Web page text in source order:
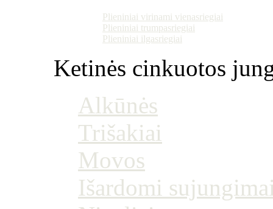
Plieniniai virinami vienasriegiai
Plieniniai trumpasriegiai
Plieniniai ilgasriegiai
Ketinės cinkuotos
Alkūnės
Trišakiai
Movos
Išardomi